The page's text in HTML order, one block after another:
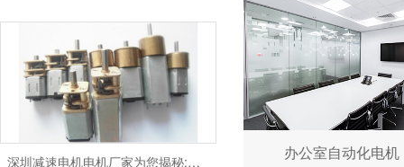
办公室自动化电机
深圳减速电机电机厂家为您揭秘:电机行业发展中减速电机的市场前景展望